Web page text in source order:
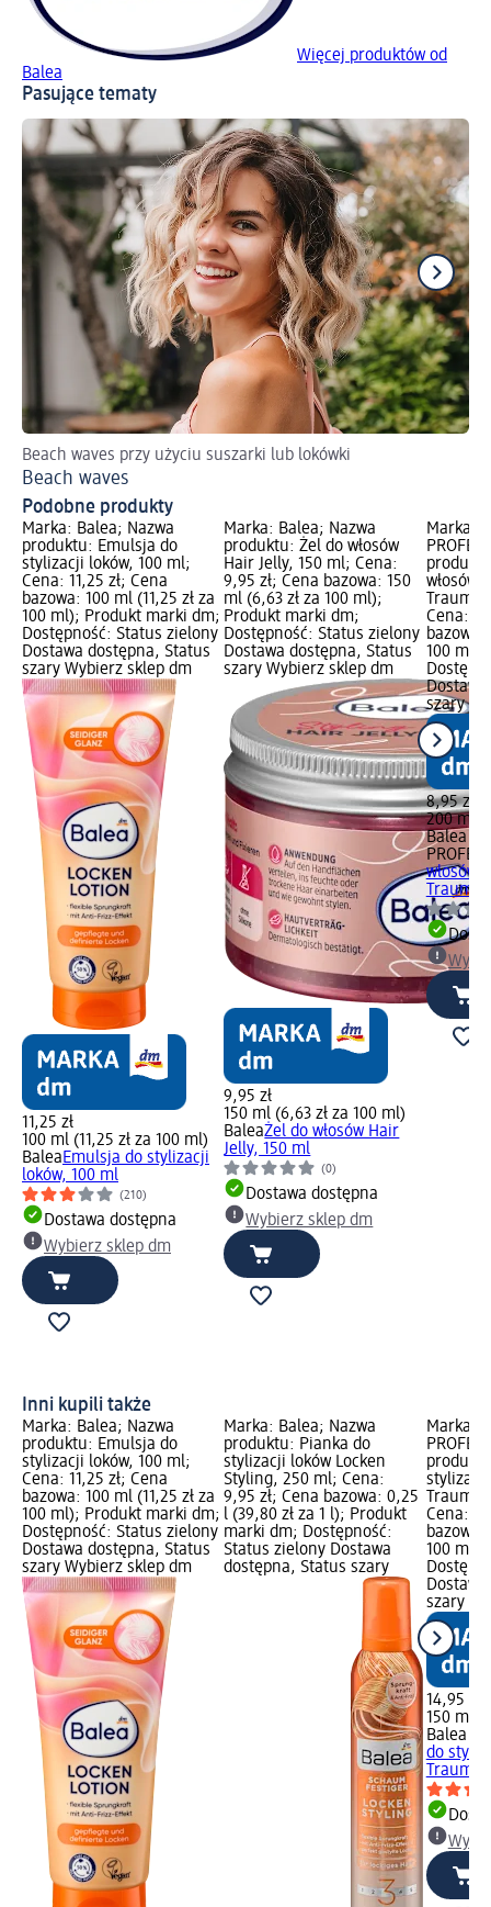
Więcej produktów od
Balea
Pasujące tematy
Beach waves przy użyciu suszarki lub lokówki
Beach waves
Podobne produkty
Marka: Balea; Nazwa
produktu: Emulsja do
stylizacji loków, 100 ml;
Cena: 11,25 zł; Cena
bazowa: 100 ml (11,25 zł za
100 ml); Produkt marki dm;
Dostępność: Status zielony
Dostawa dostępna, Status
szary Wybierz sklep dm
11,25 zł
100 ml (11,25 zł za 100 ml)
BaleaEmulsja do stylizacji
loków, 100 ml
(210)
Dostawa dostępna
Wybierz sklep dm
Marka: Balea; Nazwa
produktu: Żel do włosów
Hair Jelly, 150 ml; Cena:
9,95 zł; Cena bazowa: 150
ml (6,63 zł za 100 ml);
Produkt marki dm;
Dostępność: Status zielony
Dostawa dostępna, Status
szary Wybierz sklep dm
9,95 zł
150 ml (6,63 zł za 100 ml)
BaleaŻel do włosów Hair
Jelly, 150 ml
(0)
Dostawa dostępna
Wybierz sklep dm
Marka:
włosów
Cena:
bazowa:
100 ml);
szary
8,95 zł
200 ml
Balea
włosów
Inni kupili także
Marka: Balea; Nazwa
produktu: Emulsja do
stylizacji loków, 100 ml;
Cena: 11,25 zł; Cena
bazowa: 100 ml (11,25 zł za
100 ml); Produkt marki dm;
Dostępność: Status zielony
Dostawa dostępna, Status
szary Wybierz sklep dm
Marka: Balea; Nazwa
produktu: Pianka do
stylizacji loków Locken
Styling, 250 ml; Cena:
9,95 zł; Cena bazowa: 0,25
l (39,80 zł za 1 l); Produkt
marki dm; Dostępność:
Status zielony Dostawa
dostępna, Status szary
Marka:
stylizacji
Cena:
bazowa:
100 ml);
szary
14,95 zł
150 ml
Balea
do